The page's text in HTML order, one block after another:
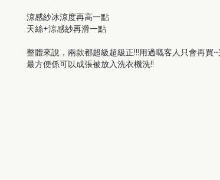
涼感紗冰涼度再高一點
天絲+涼感紗再滑一點
整體來說，兩款都超級超級正!!!用過嘅客人只會再買
最方便係可以成張被放入洗衣機洗!!